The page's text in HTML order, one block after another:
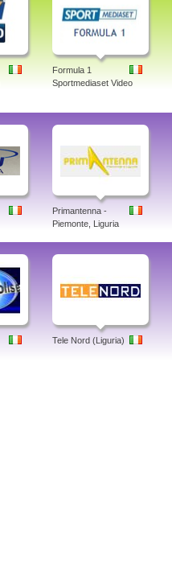
Formula 1
Sportmediaset Video
Primantenna -
Piemonte, Liguria
Tele Nord (Liguria)